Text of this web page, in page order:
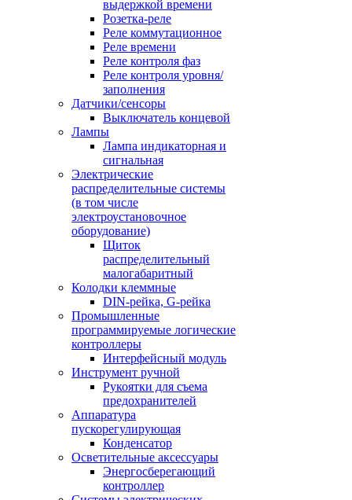
выдержкой времени
Розетка-реле
Реле коммутационное
Реле времени
Реле контроля фаз
Реле контроля уровня/
заполнения
Датчики/сенсоры
Выключатель концевой
Лампы
Лампа индикаторная и
сигнальная
Электрические
распределительные системы
(в том числе
электроустановочное
оборудование)
Щиток
распределительный
малогабаритный
Колодки клеммные
DIN-рейка, G-рейка
Промышленные
программируемые логические
контроллеры
Интерфейсный модуль
Инструмент ручной
Рукоятки для съема
предохранителей
Аппаратура
пускорегулирующая
Конденсатор
Осветительные аксессуары
Энергосберегающий
контроллер